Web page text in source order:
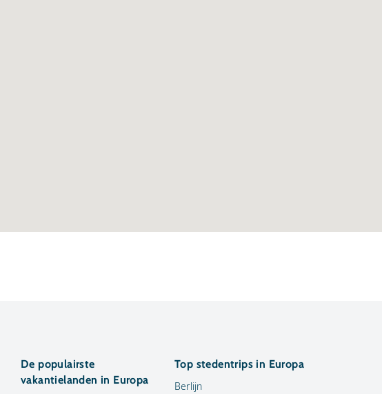
De populairste
vakantielanden in Europa
Top stedentrips in Europa
Berlijn